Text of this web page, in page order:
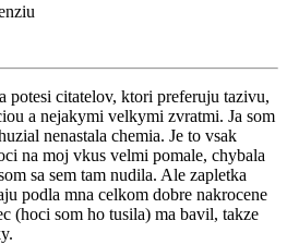
potesi citatelov, ktori preferuju tazivu,
a nejakymi velkymi zvratmi. Ja som
nenastala chemia. Je to vsak
na moj vkus velmi pomale, chybala
sa sem tam nudila. Ale zapletka
podla mna celkom dobre nakrocene
(hoci som ho tusila) ma bavil, takze